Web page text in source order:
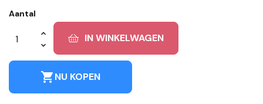
Aantal
IN WINKELWAGEN
shopping_cartNU KOPEN